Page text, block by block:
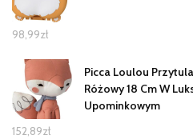
98,99zł
Picca Loulou
Różowy 18 Cm W
Upominkowym
152,89zł